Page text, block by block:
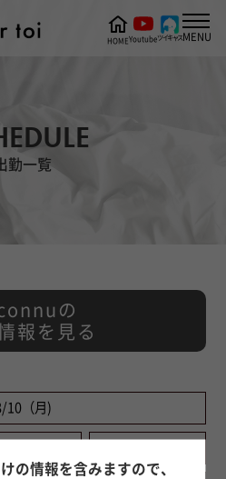
勤一覧
HOMEYoutubeツイキャスMENU
の
報を見る
10（月)
の情報を含みますので、